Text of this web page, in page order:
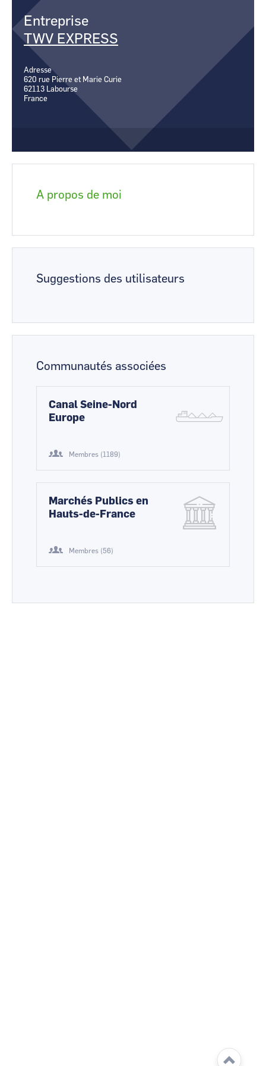
CCI Business
Occitanie
CCI Business
Pays de la Loire
Occitanie
CCI Business
Entreprise
TWV EXPRESS
Adresse
620 rue Pierre et Marie Curie
62113 Labourse
France
A propos de moi
Suggestions des utilisateurs
Communautés associées
Canal Seine-Nord
Europe
Membres (1189)
Marchés Publics en
Hauts-de-France
Membres (56)